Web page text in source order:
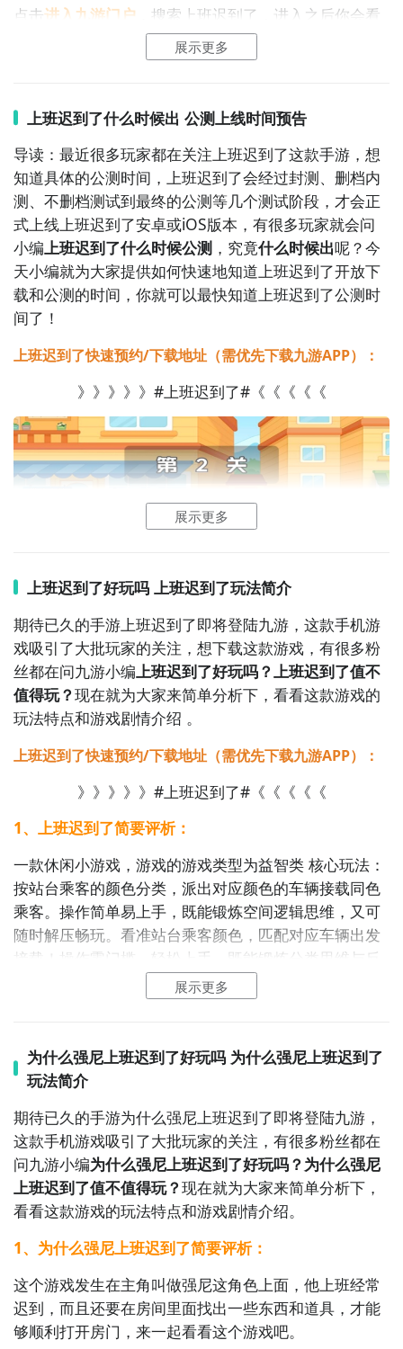
点击进入九游门户 ，搜索上班迟到了，进入之后你会看
到一个下载按钮，分别是【高速下载】
速下载可以更加节省下载时间和流量，能够很好的解决
最直接的方法就是到九游APP进行下载，九游APP提供
海量的精品游戏下载 ，
在九游客户端搜索栏中输入上班迟到了进行搜索，点击
进入到游戏专区中，如图所示：如图所示，这样你就不
用四处寻求游戏下载包，简简单单的两步你就可以安装
了，同时​还有大量的安卓手机游戏攻略。
九游APP下载 【高速下载】
好了，小编为大家大家提供了这两种教程是下载上班迟
到了最为直接方法哦，不知道大家有没有清楚的知道
呢？想要了解更多精彩内容，不妨多多关注 九游上班迟
展示更多
上班迟到了什么时候出 公测上线时间预告
导读：最近很多玩家都在关注上班迟到了这款手游，想
知道具体的公测时间，上班迟到了会经过封测、删档内
测、不删档测试到最终的公测等几个测试阶段，才会正
式上线上班迟到了安卓或iOS版本，有很多玩家就会问
小编上班迟到了什么时候公测，究竟什么时候出呢？今
天小编就为大家提供如何快速地知道上班迟到了开放下
载和公测的时间，你就可以最快知道上班迟到了公测时
间了！
上班迟到了快速预约/下载地址（需优先下载九游APP）：
》》》》》#上班迟到了#《《《《《
展示更多
上班迟到了好玩吗 上班迟到了玩法简介
期待已久的手游上班迟到了即将登陆九游，这款手机游
戏吸引了大批玩家的关注，想下载这款游戏，有很多粉
丝都在问九游小编 上班迟到了好玩吗？上班迟到了值不
值得玩？现在就为大家来简单分析下，看看这款游戏的
玩法特点和游戏剧情介绍 。
上班迟到了快速预约/下载地址（需优先下载九游APP）：
》》》》》#上班迟到了#《《《《《
1、上班迟到了简要评析：
一款休闲小游戏，游戏的游戏类型为益智类 核心玩法：
按站台乘客的颜色分类，派出对应颜色的车辆接载同色
乘客。操作简单易上手，既能锻炼空间逻辑思维，又可
随时解压畅玩。看准站台乘客颜色，匹配对应车辆出发
接载！操作零门槛，轻松上手，既能锻炼分类思维与反
应力，又能随时随地解压放松，趣味满满。
展示更多
为什么强尼上班迟到了好玩吗 为什么强尼上班迟到了
玩法简介
期待已久的手游为什么强尼上班迟到了即将登陆九游，
这款手机游戏吸引了大批玩家的关注，有很多粉丝都在
问九游小编为什么强尼上班迟到了好玩吗？为什么强尼
上班迟到了值不值得玩？现在就为大家来简单分析下，
看看这款游戏的玩法特点和游戏剧情介绍。
1、为什么强尼上班迟到了简要评析：
这个游戏发生在主角叫做强尼这角色上面，他上班经常
迟到，而且还要在房间里面找出一些东西和道具，才能
够顺利打开房门，来一起看看这个游戏吧。